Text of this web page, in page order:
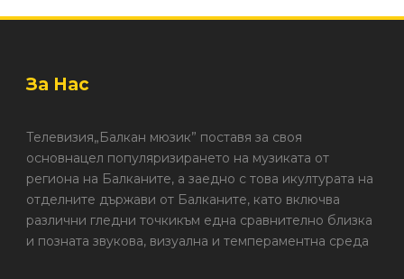
За Нас
Телевизия„Балкан мюзик” поставя за своя
основнацел популяризирането на музиката от
региона на Балканите, а заедно с това икултурата на
отделните държави от Балканите, като включва
различни гледни точкикъм една сравнително близка
и позната звукова, визуална и темпераментна среда